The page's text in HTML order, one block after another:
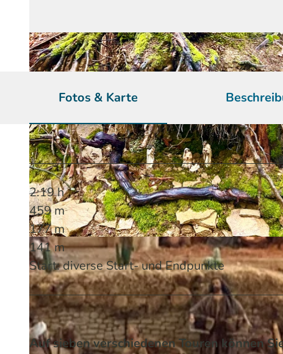
© Patricia Wermeister | KI-optimiert
Fotos & Karte
2:19 h
459 m
177 m
141 m
Start: diverse Start- und Endpunkte
Auf sieben verschiedenen Touren können